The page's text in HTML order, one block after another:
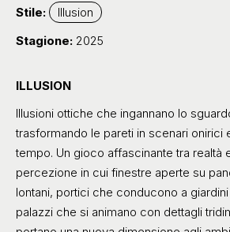
Stile:
Illusion
Stagione: 2025
ILLUSION
Illusioni ottiche che ingannano lo
trasformando le pareti in scenari onirici
tempo. Un gioco affascinante tra realtà
percezione in cui finestre aperte su
lontani, portici che conducono a
palazzi che si animano con dettagli